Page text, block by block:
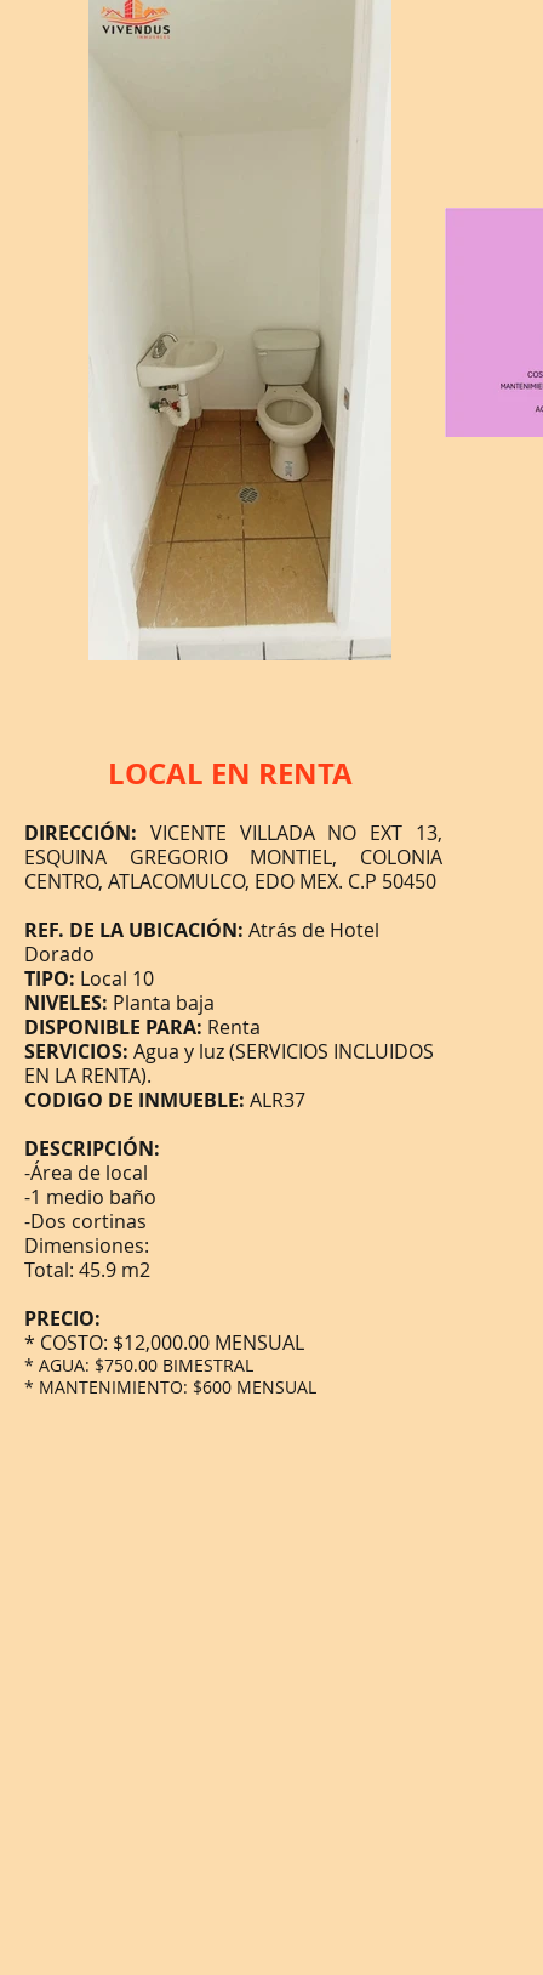
LOCAL EN RENTA
DIRECCIÓN: VICENTE VILLADA NO EXT 13,
ESQUINA GREGORIO MONTIEL, COLONIA
CENTRO, ATLACOMULCO, EDO MEX. C.P 50450
REF. DE LA UBICACIÓN: Atrás de Hotel
Dorado
TIPO: Local 10
NIVELES: Planta baja
DISPONIBLE PARA: Renta
SERVICIOS: Agua y luz (SERVICIOS INCLUIDOS
EN LA RENTA).
CODIGO DE INMUEBLE: ALR37
DESCRIPCIÓN:
-Área de local
-1 medio baño
-Dos cortinas
Dimensiones:
Total: 45.9 m2
PRECIO:
* COSTO: $12,000.00 MENSUAL
* AGUA: $750.00 BIMESTRAL
* MANTENIMIENTO: $600 MENSUAL